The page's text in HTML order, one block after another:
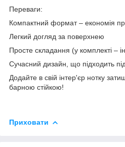
Переваги:
Компактний формат – економія
Легкий догляд за поверхнею
Просте складання (у комплекті –
Сучасний дизайн, що підходить
Додайте в свій інтер'єр нотку
барною стійкою!
Приховати